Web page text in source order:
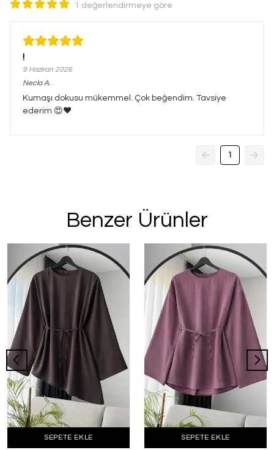
1 değerlendirmeye göre
!
9 Haziran 2026
Necla A.
Kumaşı dokusu mükemmel. Çok beğendim. Tavsiye
ederim 😍❤️
1
Benzer Ürünler
SEPETE EKLE SEPETE EKLE